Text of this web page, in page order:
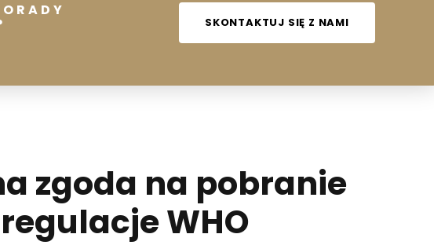
SKONTAKTUJ SIĘ Z NAMI
zgoda na pobranie
WHO